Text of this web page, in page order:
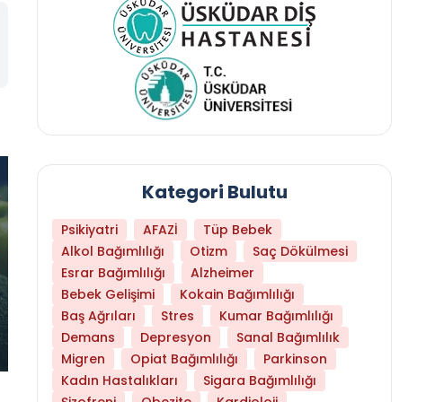
Daha Az Protein Tüketmek Yaşlanmayı
Kategori Bulutu
Psikiyatri AFAZİ
Tüp Bebek
Alkol Bağımlılığı
Otizm
Saç Dökülmesi
Esrar Bağımlılığı
Alzheimer
Bebek Gelişimi
Kokain Bağımlılığı
Baş Ağrıları
Stres
Kumar Bağımlılığı
Demans
Depresyon
Sanal Bağımlılık
Migren
Opiat Bağımlılığı
Parkinson
Kadın Hastalıkları
Sigara Bağımlılığı